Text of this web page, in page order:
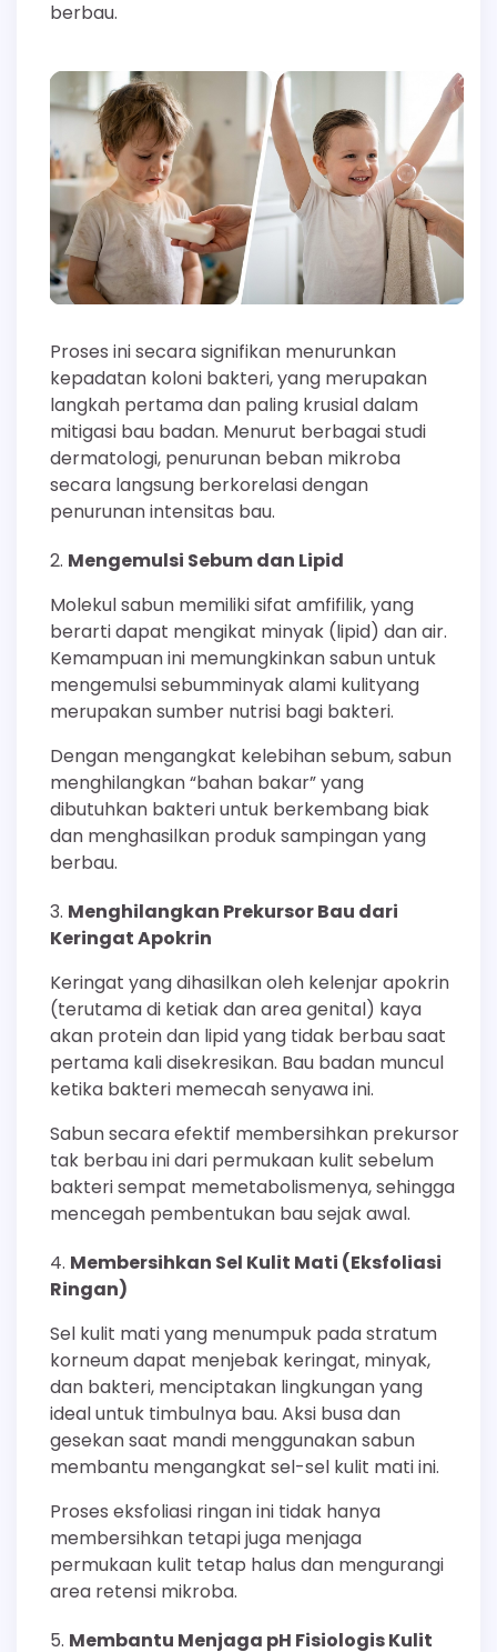
berbau.
Proses ini secara signifikan menurunkan
kepadatan koloni bakteri, yang merupakan
langkah pertama dan paling krusial dalam
mitigasi bau badan. Menurut berbagai studi
dermatologi, penurunan beban mikroba
secara langsung berkorelasi dengan
penurunan intensitas bau.
Mengemulsi Sebum dan Lipid
Molekul sabun memiliki sifat amfifilik, yang
berarti dapat mengikat minyak (lipid) dan air.
Kemampuan ini memungkinkan sabun untuk
mengemulsi sebumminyak alami kulityang
merupakan sumber nutrisi bagi bakteri.
Dengan mengangkat kelebihan sebum, sabun
menghilangkan “bahan bakar” yang
dibutuhkan bakteri untuk berkembang biak
dan menghasilkan produk sampingan yang
berbau.
Menghilangkan Prekursor Bau dari
Keringat Apokrin
Keringat yang dihasilkan oleh kelenjar apokrin
(terutama di ketiak dan area genital) kaya
akan protein dan lipid yang tidak berbau saat
pertama kali disekresikan. Bau badan muncul
ketika bakteri memecah senyawa ini.
Sabun secara efektif membersihkan prekursor
tak berbau ini dari permukaan kulit sebelum
bakteri sempat memetabolismenya, sehingga
mencegah pembentukan bau sejak awal.
Membersihkan Sel Kulit Mati (Eksfoliasi
Ringan)
Sel kulit mati yang menumpuk pada stratum
korneum dapat menjebak keringat, minyak,
dan bakteri, menciptakan lingkungan yang
ideal untuk timbulnya bau. Aksi busa dan
gesekan saat mandi menggunakan sabun
membantu mengangkat sel-sel kulit mati ini.
Proses eksfoliasi ringan ini tidak hanya
membersihkan tetapi juga menjaga
permukaan kulit tetap halus dan mengurangi
area retensi mikroba.
Membantu Menjaga pH Fisiologis Kulit